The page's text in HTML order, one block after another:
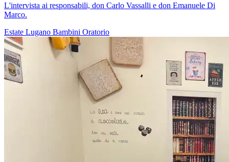
L'intervista ai responsabili, don Carlo Vassalli e don Emanuele Di
Marco.
Estate Lugano Bambini Oratorio